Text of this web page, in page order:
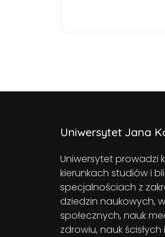
Uniwersytet Jana
Uniwersytet prowadzi
kierunkach studiów i
specjalnościach z
dziedzin naukowych,
społecznych, nauk
zdrowiu, nauk